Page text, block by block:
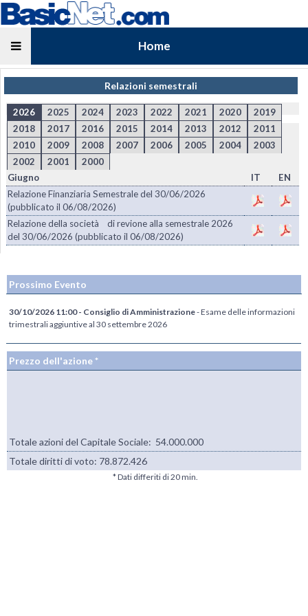
Home
Relazioni semestrali
2026 2025 2024 2023 2022 2021 2020
2019
2018
2017 2016 2015 2014 2013 2012
2011
2010
2009 2008 2007 2006 2005 2004
2003
2002
2001
2000
Giugno
IT
EN
Relazione Finanziaria Semestrale del 30/06/2026
(pubblicato il 06/08/2026)
Relazione della società di revione alla semestrale 2026
del 30/06/2026 (pubblicato il 06/08/2026)
Prossimo Evento
30/10/2026 11:00 - Consiglio di Amministrazione- Esame delle informazioni
trimestrali aggiuntive al 30 settembre 2026
Prezzo dell'azione *
Totale azioni del Capitale Sociale: 54.000.000
Totale diritti di voto: 78.872.426
* Dati differiti di 20 min.